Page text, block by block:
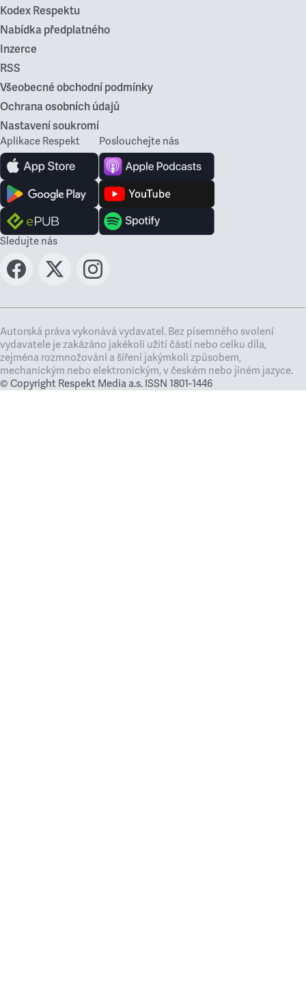
Kodex Respektu
Nabídka předplatného
Inzerce
RSS
Všeobecné obchodní podmínky
Ochrana osobních údajů
Nastavení soukromí
Aplikace Respekt Poslouchejte nás
Sledujte nás
Autorská práva vykonává vydavatel. Bez písemného svolení
vydavatele je zakázáno jakékoli užití částí nebo celku díla,
zejména rozmnožování a šíření jakýmkoli způsobem,
mechanickým nebo elektronickým, v českém nebo jiném jazyce.
© Copyright Respekt Media a.s. ISSN 1801-1446